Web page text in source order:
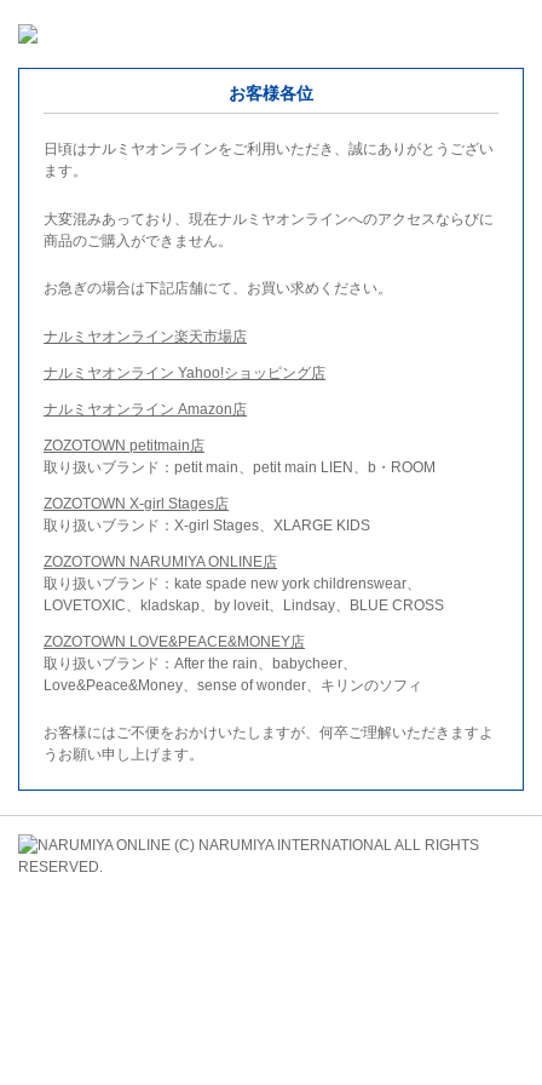
お客様各位
日頃はナルミヤオンラインをご利用いただき、誠にありがとうござい
ます。
大変混みあっており、現在ナルミヤオンラインへのアクセスならびに
商品のご購入ができません。
お急ぎの場合は下記店舗にて、お買い求めください。
ナルミヤオンライン楽天市場店
ナルミヤオンライン Yahoo!ショッピング店
ナルミヤオンライン Amazon店
ZOZOTOWN petitmain店
取り扱いブランド：petit main、petit main LIEN、b・ROOM
ZOZOTOWN X-girl Stages店
取り扱いブランド：X-girl Stages、XLARGE KIDS
ZOZOTOWN NARUMIYA ONLINE店
取り扱いブランド：kate spade new york childrenswear、
LOVETOXIC、kladskap、by loveit、Lindsay、BLUE CROSS
ZOZOTOWN LOVE&PEACE&MONEY店
取り扱いブランド：After the rain、babycheer、
Love&Peace&Money、sense of wonder、キリンのソフィ
お客様にはご不便をおかけいたしますが、何卒ご理解いただきますよ
うお願い申し上げます。